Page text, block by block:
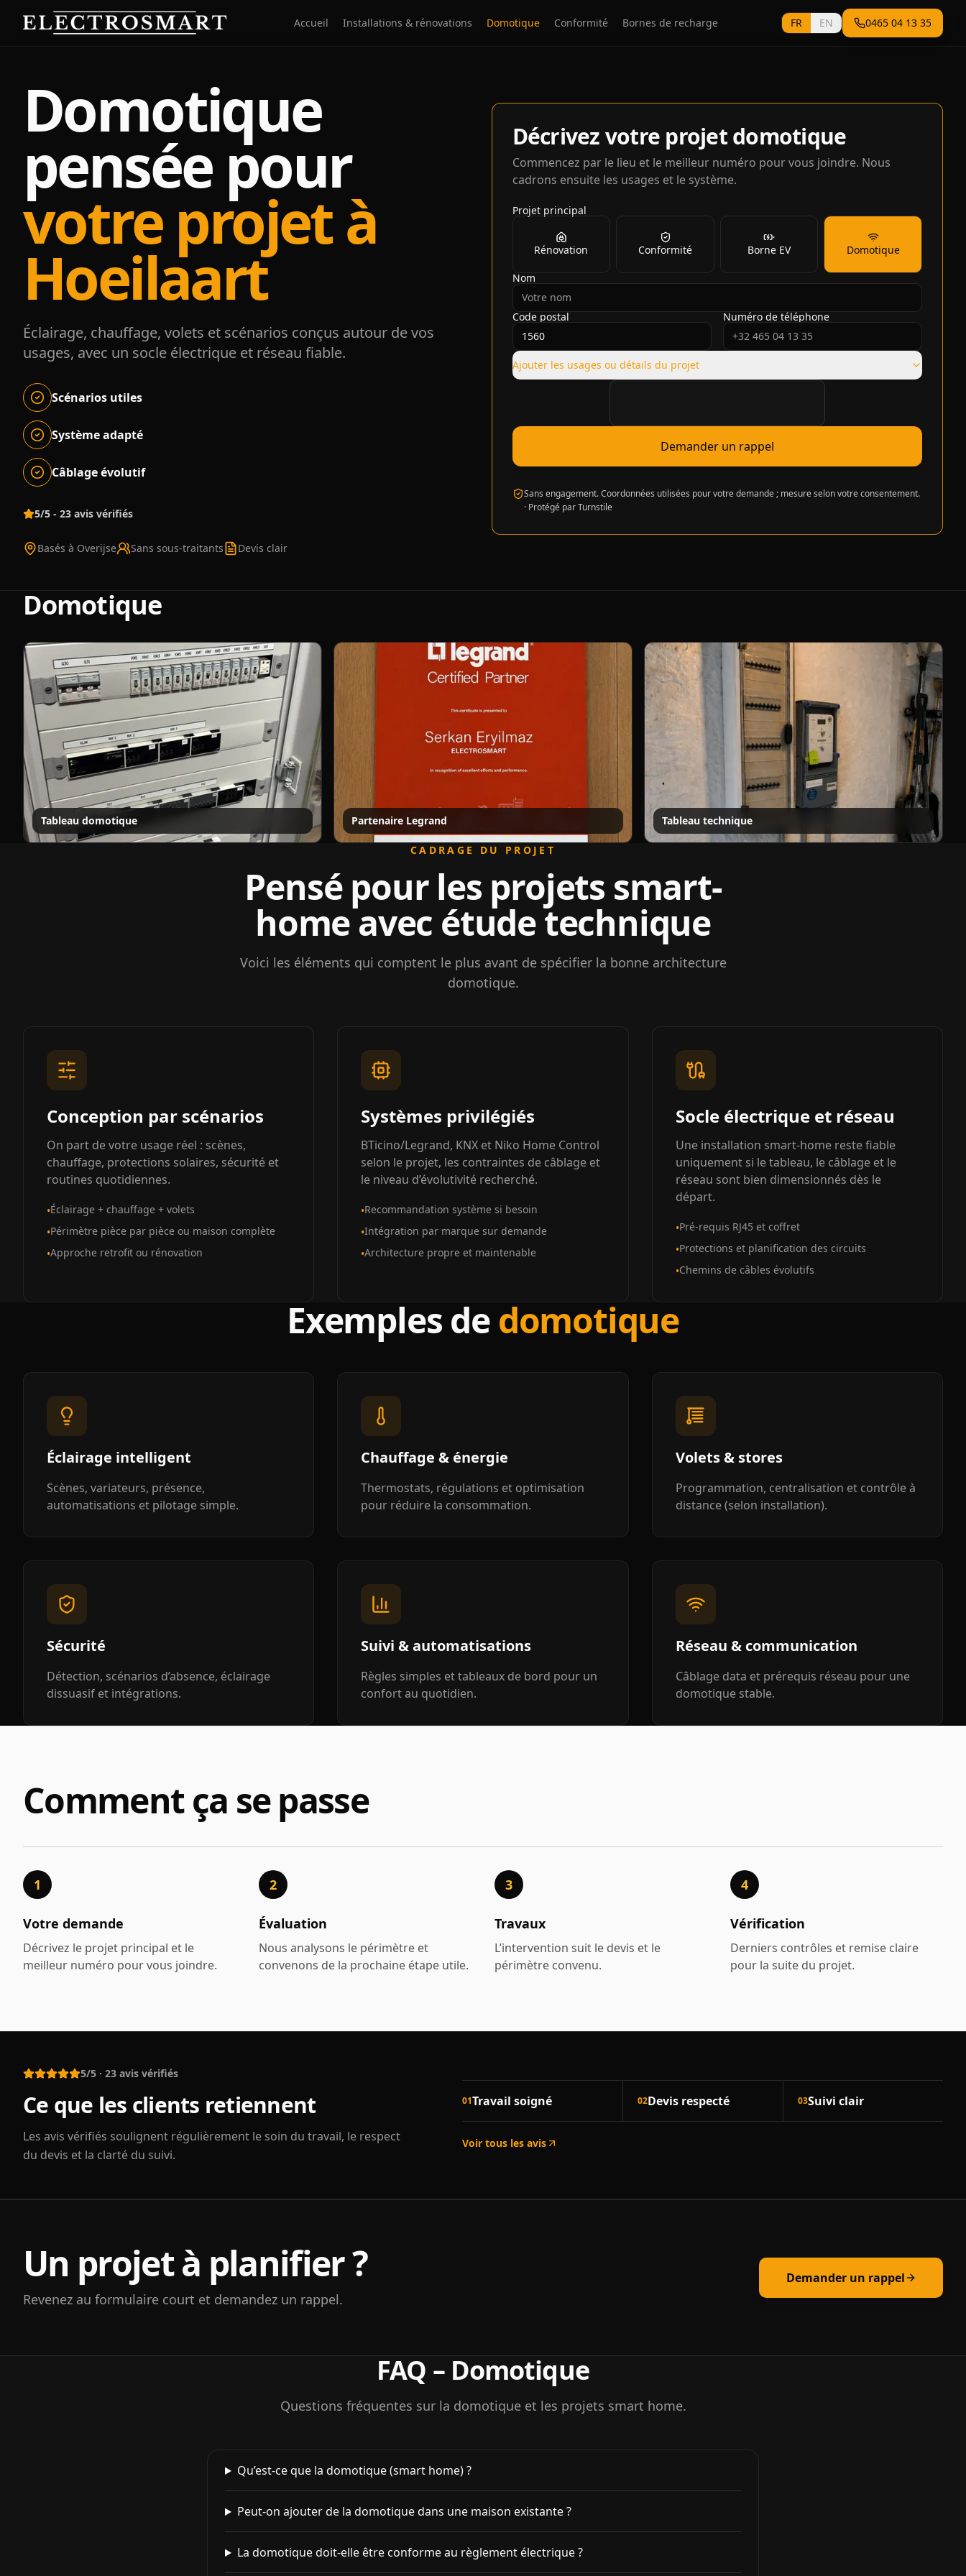
Aller au contenu principal
Accueil Installations & rénovations Domotique Conformité Bornes de recharge FR EN 0465 04 13 35
Domotique
pensée pour
votre projet à
Hoeilaart
Éclairage, chauffage, volets et scénarios conçus autour de vos
usages, avec un socle électrique et réseau fiable.
Scénarios utiles
Système adapté
Câblage évolutif
5/5 - 23 avis vérifiés
Basés à Overijse Sans sous-traitants Devis clair
Décrivez votre projet domotique
Commencez par le lieu et le meilleur numéro pour vous joindre. Nous
cadrons ensuite les usages et le système.
Projet principal
Rénovation Conformité Borne EV Domotique
Nom
Code postal Numéro de téléphone
Ajouter les usages ou détails du projet
Vérification requise
Demander un rappel
Sans engagement. Coordonnées utilisées pour votre demande ; mesure selon votre consentement.
· Protégé par Turnstile
Domotique
Tableau domotique Partenaire Legrand Tableau technique
CADRAGE DU PROJET
Pensé pour les projets smart-
home avec étude technique
Voici les éléments qui comptent le plus avant de spécifier la bonne architecture
domotique.
Conception par scénarios
On part de votre usage réel : scènes,
chauffage, protections solaires, sécurité et
routines quotidiennes.
•Éclairage + chauffage + volets
•Périmètre pièce par pièce ou maison complète
•Approche retrofit ou rénovation
Systèmes privilégiés
BTicino/Legrand, KNX et Niko Home Control
selon le projet, les contraintes de câblage et
le niveau d’évolutivité recherché.
•Recommandation système si besoin
•Intégration par marque sur demande
•Architecture propre et maintenable
Socle électrique et réseau
Une installation smart-home reste fiable
uniquement si le tableau, le câblage et le
réseau sont bien dimensionnés dès le
départ.
•Pré-requis RJ45 et coffret
•Protections et planification des circuits
•Chemins de câbles évolutifs
Exemples de domotique
Éclairage intelligent
Scènes, variateurs, présence,
automatisations et pilotage simple.
Chauffage & énergie
Thermostats, régulations et optimisation
pour réduire la consommation.
Volets & stores
Programmation, centralisation et contrôle à
distance (selon installation).
Sécurité
Détection, scénarios d’absence, éclairage
dissuasif et intégrations.
Suivi & automatisations
Règles simples et tableaux de bord pour un
confort au quotidien.
Réseau & communication
Câblage data et prérequis réseau pour une
domotique stable.
Comment ça se passe
1
Votre demande
Décrivez le projet principal et le
meilleur numéro pour vous joindre.
2
Évaluation
Nous analysons le périmètre et
convenons de la prochaine étape utile.
3
Travaux
L’intervention suit le devis et le
périmètre convenu.
4
Vérification
Derniers contrôles et remise claire
pour la suite du projet.
5/5 · 23 avis vérifiés
Ce que les clients retiennent
Les avis vérifiés soulignent régulièrement le soin du travail, le respect
du devis et la clarté du suivi.
01Travail soigné 02Devis respecté 03Suivi clair
Voir tous les avis
Un projet à planifier ?
Revenez au formulaire court et demandez un rappel.
Demander un rappel
FAQ – Domotique
Questions fréquentes sur la domotique et les projets smart home.
Qu’est-ce que la domotique (smart home) ?
Peut-on ajouter de la domotique dans une maison existante ?
La domotique doit-elle être conforme au règlement électrique ?